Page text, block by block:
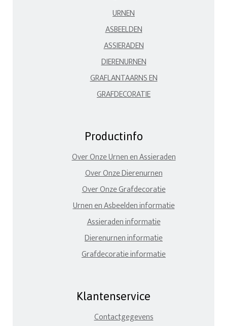
URNEN
ASBEELDEN
ASSIERADEN
DIERENURNEN
GRAFLANTAARNS EN
GRAFDECORATIE
Productinfo
Over Onze Urnen en Assieraden
Over Onze Dierenurnen
Over Onze Grafdecoratie
Urnen en Asbeelden informatie
Assieraden informatie
Dierenurnen informatie
Grafdecoratie informatie
Klantenservice
Contactgegevens